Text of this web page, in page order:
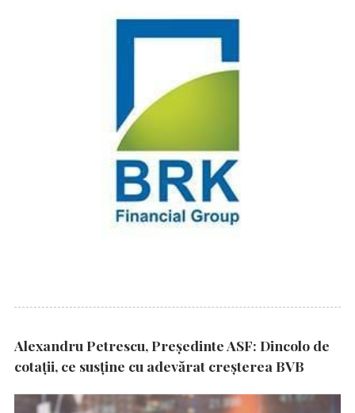
Alexandru Petrescu, Președinte ASF: Dincolo de
cotații, ce susține cu adevărat creșterea BVB